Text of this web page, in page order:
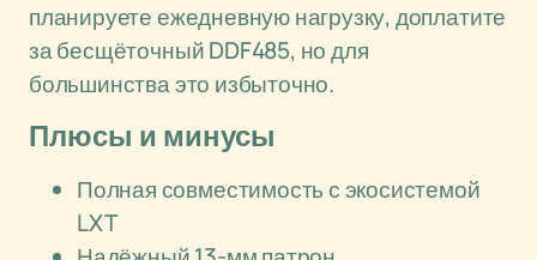
планируете ежедневную нагрузку, доплатите
за бесщёточный DDF485, но для
большинства это избыточно.
Плюсы и минусы
Полная совместимость с экосистемой
LXT